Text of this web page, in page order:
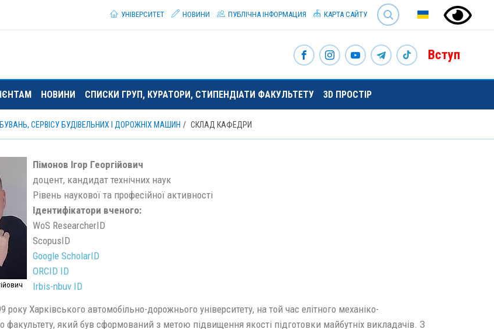
SEARCH
УНІВЕРСИТЕТ
НОВИНИ ПУБЛІЧНА ІНФОРМАЦИЯ КАРТА САЙТУ
Вступ
НОВИНИ СПИСКИ ГРУП, КУРАТОРИ, СТИПЕНДІАТИ ФАКУЛЬТЕТУ 3D ПРОСТІР
СЕРВІСУ БУДІВЕЛЬНИХ І ДОРОЖНІХ МАШИН СКЛАД КАФЕДРИ
Пімонов Ігор Георгійович
доцент, кандидат технічних наук
Рівень наукової та професійної активності
Ідентифікатори вченого:
WoS ResearcherID
ScopusID
Google ScholarID
ORCID ID
Irbis-nbuv ID
року Харківського автомобільно-дорожнього університету, на той час елітного механіко-
факультету, який був сформований з метою підвищення якості підготовки майбутніх викладачів. З